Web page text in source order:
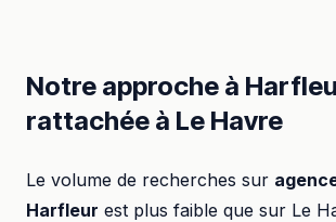
Notre approche à
rattachée à Le Havre
Le volume de recherches sur
Harfleur est plus faible que sur Le